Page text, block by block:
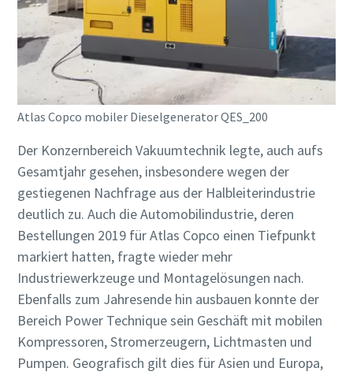
Atlas Copco mobiler Dieselgenerator QES_200
Der Konzernbereich Vakuumtechnik legte, auch aufs
Gesamtjahr gesehen, insbesondere wegen der
gestiegenen Nachfrage aus der Halbleiterindustrie
deutlich zu. Auch die Automobilindustrie, deren
Bestellungen 2019 für Atlas Copco einen Tiefpunkt
markiert hatten, fragte wieder mehr
Industriewerkzeuge und Montagelösungen nach.
Ebenfalls zum Jahresende hin ausbauen konnte der
Bereich Power Technique sein Geschäft mit mobilen
Kompressoren, Stromerzeugern, Lichtmasten und
Pumpen. Geografisch gilt dies für Asien und Europa,